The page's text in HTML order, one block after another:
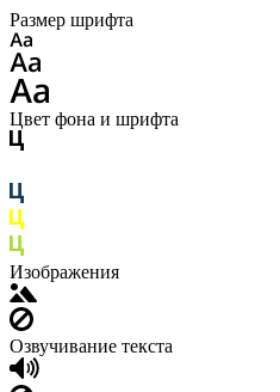
Размер шрифта
Цвет фона и шрифта
Изображения
Озвучивание текста